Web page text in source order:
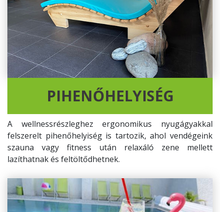
PIHENŐHELYISÉG
A wellnessrészleghez ergonomikus nyugágyakkal
felszerelt pihenőhelyiség is tartozik, ahol vendégeink
szauna vagy fitness után relaxáló zene mellett
lazíthatnak és feltöltődhetnek.